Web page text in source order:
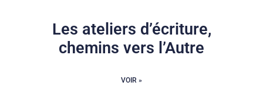
Les ateliers d’écriture,
chemins vers l’Autre
VOIR »